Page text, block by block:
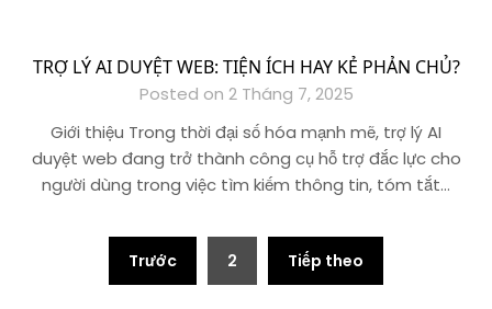
TRỢ LÝ AI DUYỆT WEB: TIỆN ÍCH HAY KẺ PHẢN CHỦ?
Posted on 2 Tháng 7, 2025
Giới thiệu Trong thời đại số hóa mạnh mẽ, trợ lý AI
duyệt web đang trở thành công cụ hỗ trợ đắc lực cho
người dùng trong việc tìm kiếm thông tin, tóm tắt…
Trước 2 Tiếp theo